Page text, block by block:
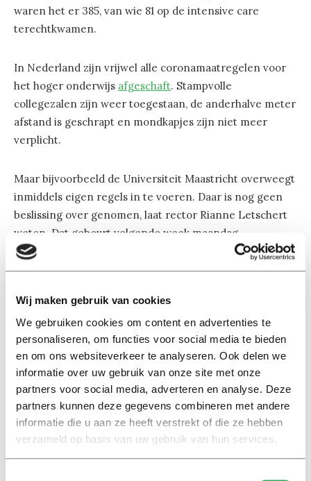
Wij maken gebruik van cookies
We gebruiken cookies om content en advertenties te
personaliseren, om functies voor social media te bieden
en om ons websiteverkeer te analyseren. Ook delen we
informatie over uw gebruik van onze site met onze
partners voor social media, adverteren en analyse. Deze
partners kunnen deze gegevens combineren met andere
informatie die u aan ze heeft verstrekt of die ze hebben
verzameld op basis van uw gebruik van hun services.
waren het er 385, van wie 81 op de intensive care
terechtkwamen.
In Nederland zijn vrijwel alle coronamaatregelen voor
het hoger onderwijs afgeschaft. Stampvolle
collegezalen zijn weer toegestaan, de anderhalve meter
afstand is geschrapt en mondkapjes zijn niet meer
verplicht.
Maar bijvoorbeeld de Universiteit Maastricht overweegt
inmiddels eigen regels in te voeren. Daar is nog geen
beslissing over genomen, laat rector Rianne Letschert
weten. Dat gebeurt volgende week maandag.
Landelijk overleg is er nog niet, laten de Vereniging
Ze volgen de richtlijnen van de overheid.
Vierde golf
Ook in een vierde coronagolf gaat het Nederlandse
hoger onderwijs niet meer dicht, heeft demissionair
minister Van Engelshoven eind augustusbeloofd . Wel
kan het kabinet in het uiterste geval het
coronatoegangsbewijs verplichtstellen, net als in het
café of de bioscoop.